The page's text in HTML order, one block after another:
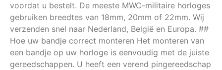
voordat u bestelt. De meeste MWC-militaire horloges
gebruiken breedtes van 18mm, 20mm of 22mm. Wij
verzenden snel naar Nederland, België en Europa. ##
Hoe uw bandje correct monteren Het monteren van
een bandje op uw horloge is eenvoudig met de juiste
gereedschappen. U heeft een verend pingereedschap